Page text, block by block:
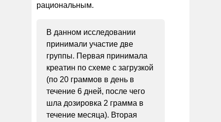
рациональным.
В данном исследовании
принимали участие две
группы. Первая принимала
креатин по схеме с загрузкой
(по 20 граммов в день в
течение 6 дней, после чего
шла дозировка 2 грамма в
течение месяца). Вторая